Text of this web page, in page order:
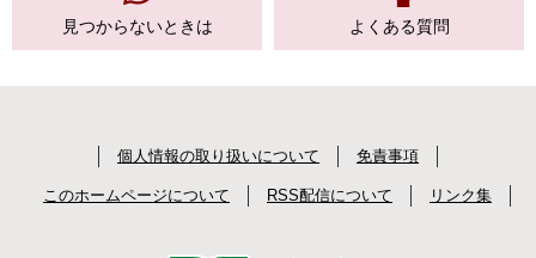
見つからないときは よくある質問
個人情報の取り扱いについて 免責事項
このホームページについて RSS配信について リンク集